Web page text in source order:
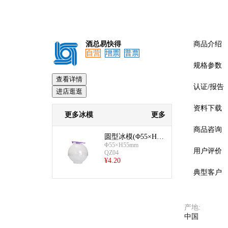
酒总易快得
自营
增票 普票
查看详情
进店逛逛
更多冰模 更多
圆型冰模(Φ55×H55
mm)
Φ55×H55mm
QZ04
¥4.20
商品介绍
规格参数
认证/报告
资料下载
商品咨询
用户评价
典型客户
产地:
中国